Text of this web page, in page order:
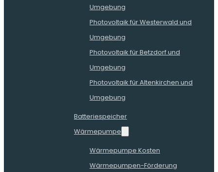
Umgebung
Photovoltaik für Westerwald und
Umgebung
Photovoltaik für Betzdorf und
Umgebung
Photovoltaik für Altenkirchen und
Umgebung
Batteriespeicher
Wärmepumpe
Wärmepumpe Kosten
Wärmepumpen-Förderung